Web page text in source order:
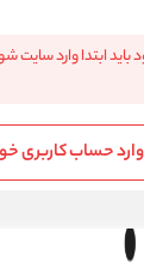
باید ابتدا وارد
وارد حساب کاربری